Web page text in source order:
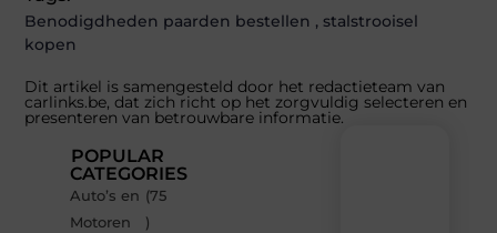
Benodigdheden paarden bestellen ,stalstrooisel
kopen
Dit artikel is samengesteld door het redactieteam van
carlinks.be, dat zich richt op het zorgvuldig selecteren en
presenteren van betrouwbare informatie.
POPULAR
CATEGORIES
Auto’s en
Motoren
(75
)